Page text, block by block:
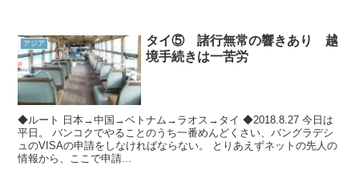
アジア
タイ⑤ 諸行無常の響きあり 越
境手続きは一苦労
◆ルート 日本→中国→ベトナム→ラオス→タイ ◆2018.8.27 今日は
平日。 バンコクでやることのうち一番めんどくさい、バングラデシ
ュのVISAの申請をしなければならない。 とりあえずネットの先人の
情報から、ここで申請...